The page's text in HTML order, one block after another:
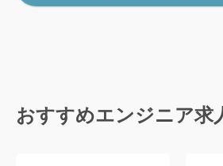
おすすめエンジニア求